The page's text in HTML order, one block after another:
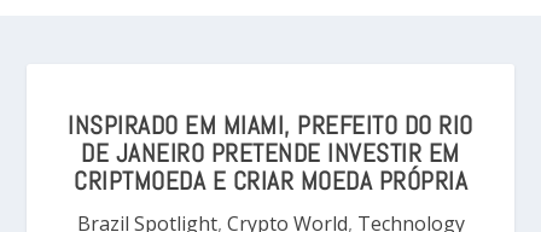
INSPIRADO EM MIAMI, PREFEITO DO RIO
DE JANEIRO PRETENDE INVESTIR EM
CRIPTMOEDA E CRIAR MOEDA PRÓPRIA
Brazil Spotlight, Crypto World, Technology